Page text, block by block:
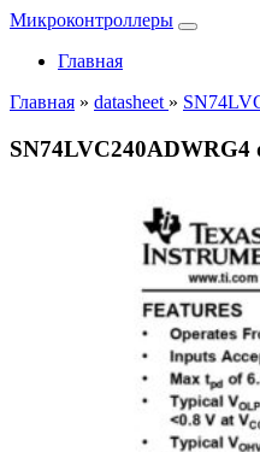
Микроконтроллеры
Главная
Главная » datasheet »
SN74LVC240ADWRG4